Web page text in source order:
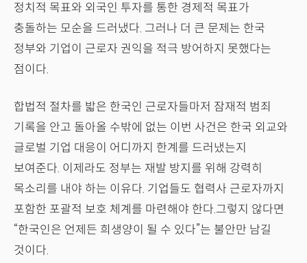
정치적 목표와 외국인 투자를 통한 경제적 목표가
충돌하는 모순을 드러냈다. 그러나 더 큰 문제는 한국
정부와 기업이 근로자 권익을 적극 방어하지 못했다는
점이다.
합법적 절차를 밟은 한국인 근로자들마저 잠재적 범죄
기록을 안고 돌아올 수밖에 없는 이번 사건은 한국 외교와
글로벌 기업 대응이 어디까지 한계를 드러냈는지
보여준다. 이제라도 정부는 재발 방지를 위해 강력히
목소리를 내야 하는 이유다. 기업들도 협력사 근로자까지
포함한 포괄적 보호 체계를 마련해야 한다.그렇지 않다면
“한국인은 언제든 희생양이 될 수 있다”는 불안만 남길
것이다.